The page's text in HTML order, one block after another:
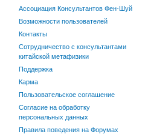
Ассоциация Консультантов Фен-Шуй
Возможности пользователей
Контакты
Сотрудничество с консультантами
китайской метафизики
Поддержка
Карма
Пользовательское соглашение
Согласие на обработку
персональных данных
Правила поведения на Форумах